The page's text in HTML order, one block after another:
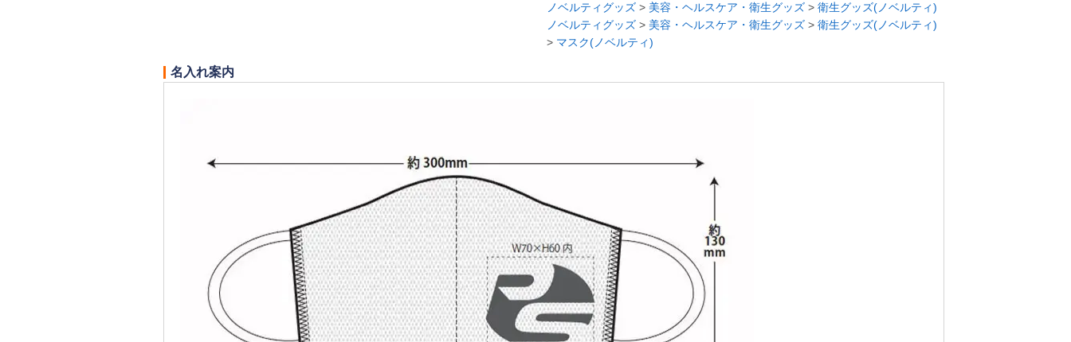
ノベルティグッズ > 美容・ヘルスケア・衛生グッズ > 衛生グッズ(ノベルティ)
ノベルティグッズ > 美容・ヘルスケア・衛生グッズ > 衛生グッズ(ノベルティ)
> マスク(ノベルティ)
名入れ案内